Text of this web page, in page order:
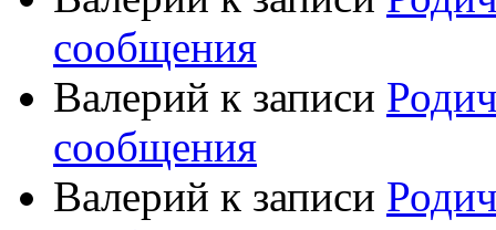
сообщения
Валерий к записи
сообщения
Валерий к записи